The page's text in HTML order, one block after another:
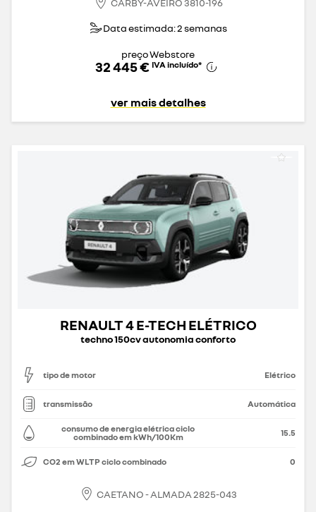
CARBY-AVEIRO 3810-196
Data estimada: 2 semanas
preço Webstore
32 445 € IVA incluído*
ver mais detalhes
RENAULT 4 E-TECH ELÉTRICO
techno 150cv autonomia conforto
tipo de motor Elétrico
transmissão Automática
consumo de energia elétrica ciclo
combinado em kWh/100Km
15.5
CO2 em WLTP ciclo combinado 0
CAETANO - ALMADA 2825-043